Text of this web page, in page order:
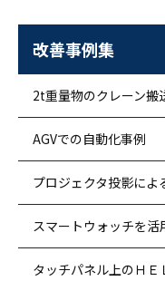
改善事例集
2t重量物のクレーン搬
AGVでの自動化事例
プロジェクタ投影によ
スマートウォッチを
タッチパネル上のＨ